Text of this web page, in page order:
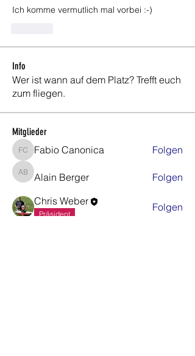
Ich komme vermutlich mal vorbei :-)
Info
Wer ist wann auf dem Platz? Trefft euch
zum fliegen.
Mitglieder
Fabio Canonica
Fabio Canonica Folgen
Alain Berger
Alain Berger
Folgen
Chris Weber
Präsident
Folgen